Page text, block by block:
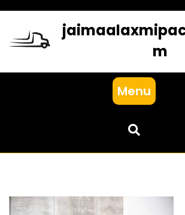
content
m
Menu